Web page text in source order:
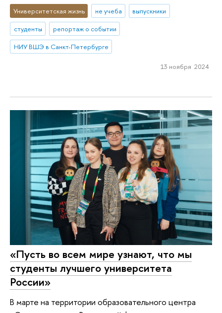
Университетская жизнь не учеба
выпускники
студенты
репортаж о событии
НИУ ВШЭ в Санкт-Петербурге
13 ноября 2024
«Пусть во всем мире узнают, что мы
студенты лучшего университета
России»
В марте на территории образовательного центра